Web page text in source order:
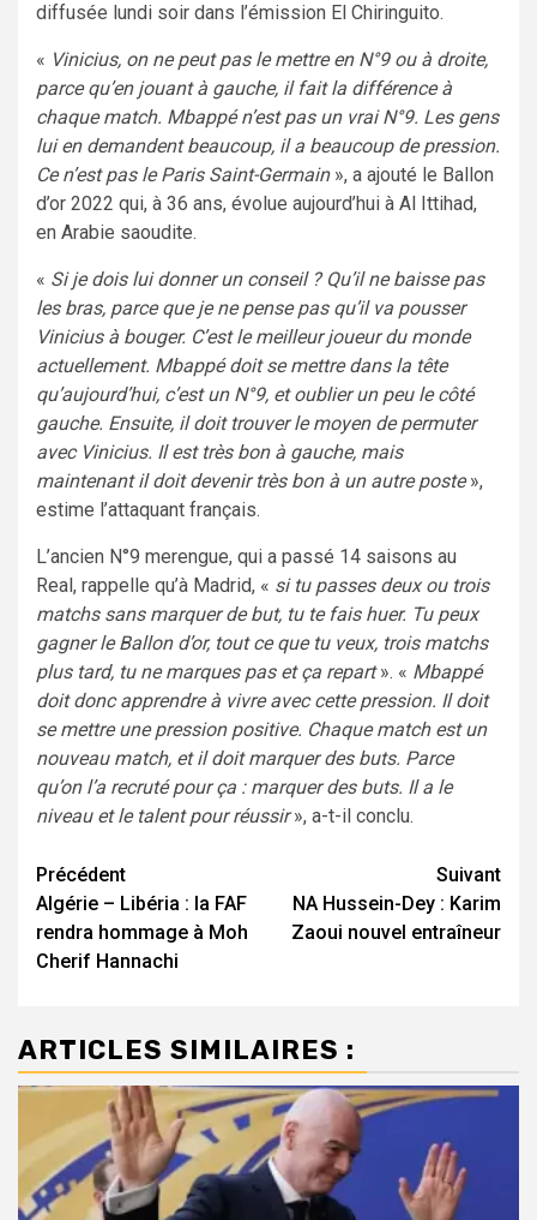
diffusée lundi soir dans l’émission El Chiringuito.
« Vinicius, on ne peut pas le mettre en N°9 ou à droite,
parce qu’en jouant à gauche, il fait la différence à
chaque match. Mbappé n’est pas un vrai N°9. Les gens
lui en demandent beaucoup, il a beaucoup de pression.
Ce n’est pas le Paris Saint-Germain», a ajouté le Ballon
d’or 2022 qui, à 36 ans, évolue aujourd’hui à Al Ittihad,
en Arabie saoudite.
« Si je dois lui donner un conseil ? Qu’il ne baisse pas
les bras, parce que je ne pense pas qu’il va pousser
Vinicius à bouger. C’est le meilleur joueur du monde
actuellement. Mbappé doit se mettre dans la tête
qu’aujourd’hui, c’est un N°9, et oublier un peu le côté
gauche. Ensuite, il doit trouver le moyen de permuter
avec Vinicius. Il est très bon à gauche, mais
maintenant il doit devenir très bon à un autre poste»,
estime l’attaquant français.
L’ancien N°9 merengue, qui a passé 14 saisons au
Real, rappelle qu’à Madrid, « si tu passes deux ou trois
matchs sans marquer de but, tu te fais huer. Tu peux
gagner le Ballon d’or, tout ce que tu veux, trois matchs
plus tard, tu ne marques pas et ça repart». « Mbappé
doit donc apprendre à vivre avec cette pression. Il doit
se mettre une pression positive. Chaque match est un
nouveau match, et il doit marquer des buts. Parce
qu’on l’a recruté pour ça : marquer des buts. Il a le
niveau et le talent pour réussir», a-t-il conclu.
Navigation
d’article
Précédent
Algérie – Libéria : la FAF
rendra hommage à Moh
Cherif Hannachi
Suivant
NA Hussein-Dey : Karim
Zaoui nouvel entraîneur
ARTICLES SIMILAIRES :